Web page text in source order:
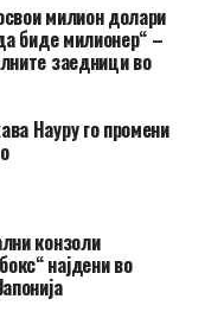
милион долари
биде милионер“ –
заедници во
Науру го промени
конзоли
најдени во